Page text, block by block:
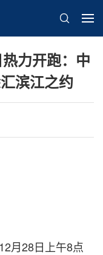
力开跑：中
滨江之约
月28日上午8点